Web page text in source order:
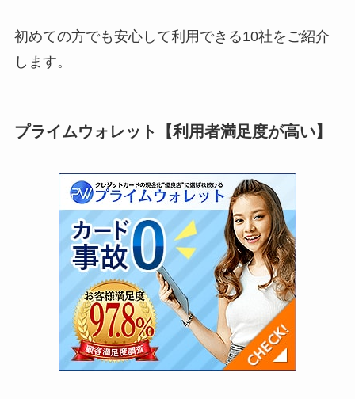
初めての方でも安心して利用できる10社をご紹介
します。
プライムウォレット【利用者満足度が高い】